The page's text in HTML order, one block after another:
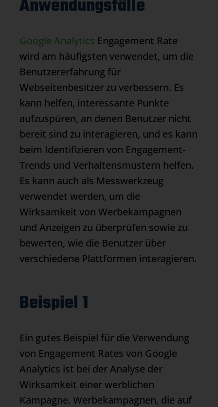
Anwendungsfälle
Google Analytics Engagement Rate
wird am häufigsten verwendet, um die
Benutzererfahrung für
Webseitenbesitzer zu verbessern. Es
kann helfen, interessante Punkte
aufzuspüren, an denen Benutzer nicht
bereit sind zu interagieren, und es kann
beim Identifizieren von Engagement-
Trends und Verhaltensmustern helfen.
Es kann auch als Messwerkzeug
verwendet werden, um die
Wirksamkeit von Werbekampagnen
und Anzeigen zu überprüfen sowie zu
bewerten, wie die Benutzer über
verschiedene Plattformen interagieren.
Beispiel 1
Ein gutes Beispiel für die Verwendung
von Engagement Rates von Google
Analytics ist bei der Analyse der
Wirksamkeit einer werblichen
Kampagne. Werbekampagnen, die auf